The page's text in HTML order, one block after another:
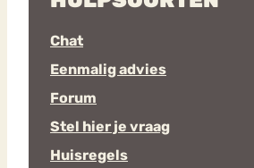
Chat
Eenmalig advies
Forum
Stel hier je vraag
Huisregels